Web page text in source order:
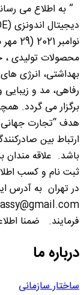
” به اطلاع می
محصولات تولیدی
بهداشتی، انرژی
رفاهی، مد و
برگزار می گردد.
هدف “تجارت جهانی
ارتباط بین
باشد. علاقه مندان
ثبت نام و کسب
در تهران به آدرس
فرمایند. ضمنا
درباره ما
ساختار سازمانی